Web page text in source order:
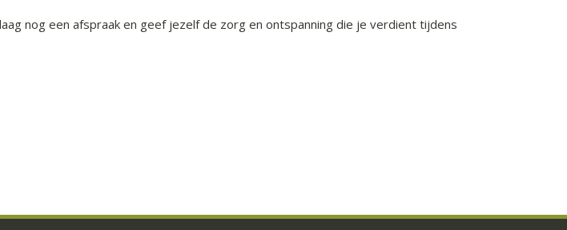
nog een afspraak en geef jezelf de zorg en ontspanning die je verdient tijdens